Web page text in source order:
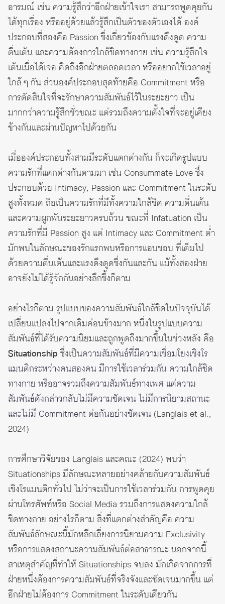
อารมณ์ เช่น ความรู้สึกว่าอีกฝ่ายเข้าใจเรา สามารถพูดคุยกัน
ได้ทุกเรื่อง หรืออยู่ด้วยแล้วรู้สึกเป็นตัวของตัวเองได้ องค์
ประกอบที่สองคือ Passion ซึ่งเกี่ยวข้องกับแรงดึงดูด ความ
ตื่นเต้น และความต้องการใกล้ชิดทางกาย เช่น ความรู้สึกใจ
เต้นเมื่อได้เจอ คิดถึงอีกฝ่ายตลอดเวลา หรืออยากใช้เวลาอยู่
ใกล้ ๆ กัน ส่วนองค์ประกอบสุดท้ายคือ Commitment หรือ
การตัดสินใจที่จะรักษาความสัมพันธ์ไว้ในระยะยาว เป็น
มากกว่าความรู้สึกชั่วขณะ แต่รวมถึงความตั้งใจที่จะอยู่เคียง
ข้างกันและผ่านปัญหาไปด้วยกัน
เมื่อองค์ประกอบทั้งสามมีระดับแตกต่างกัน ก็จะเกิดรูปแบบ
ความรักที่แตกต่างกันตามมา เช่น Consummate Love ซึ่ง
ประกอบด้วย Intimacy, Passion และ Commitment ในระดับ
สูงทั้งหมด ถือเป็นความรักที่มีทั้งความใกล้ชิด ความตื่นเต้น
และความผูกพันระยะยาวครบถ้วน ขณะที่ Infatuation เป็น
ความรักที่มี Passion สูง แต่ Intimacy และ Commitment ต่ำ
มักพบในลักษณะของรักแรกพบหรือการแอบชอบ ที่เต็มไป
ด้วยความตื่นเต้นและแรงดึงดูดซึ่งกันและกัน แม้ทั้งสองฝ่าย
อาจยังไม่ได้รู้จักกันอย่างลึกซึ้งก็ตาม
อย่างไรก็ตาม รูปแบบของความสัมพันธ์ใกล้ชิดในปัจจุบันได้
เปลี่ยนแปลงไปจากเดิมค่อนข้างมาก หนึ่งในรูปแบบความ
สัมพันธ์ที่ได้รับความนิยมและถูกพูดถึงมากขึ้นในช่วงหลัง คือ
Situationshipซึ่งเป็นความสัมพันธ์ที่มีความเชื่อมโยงเชิงโร
แมนติกระหว่างคนสองคน มีการใช้เวลาร่วมกัน ความใกล้ชิด
ทางกาย หรืออาจรวมถึงความสัมพันธ์ทางเพศ แต่ความ
สัมพันธ์ดังกล่าวกลับไม่มีความชัดเจน ไม่มีการนิยามสถานะ
และไม่มี Commitment ต่อกันอย่างชัดเจน (Langlais et al.,
2024)
การศึกษาวิจัยของ Langlais และคณะ (2024) พบว่า
Situationships มีลักษณะหลายอย่างคล้ายกับความสัมพันธ์
เชิงโรแมนติกทั่วไป ไม่ว่าจะเป็นการใช้เวลาร่วมกัน การพูดคุย
ผ่านโทรศัพท์หรือ Social Media รวมถึงการแสดงความใกล้
ชิดทางกาย อย่างไรก็ตาม สิ่งที่แตกต่างสำคัญคือ ความ
สัมพันธ์ลักษณะนี้มักหลีกเลี่ยงการนิยามความ Exclusivity
หรือการแสดงสถานะความสัมพันธ์ต่อสาธารณะ นอกจากนี้
สาเหตุสำคัญที่ทำให้ Situationships จบลง มักเกิดจากการที่
ฝ่ายหนึ่งต้องการความสัมพันธ์ที่จริงจังและชัดเจนมากขึ้น แต่
อีกฝ่ายไม่ต้องการ Commitment ในระดับเดียวกัน